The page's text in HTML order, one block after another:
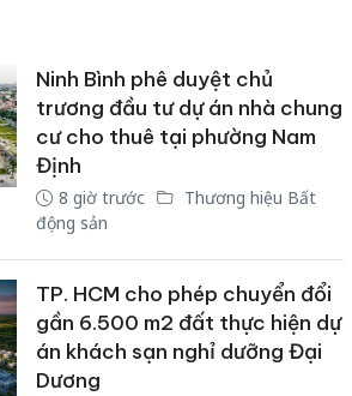
Ninh Bình phê duyệt chủ
trương đầu tư dự án nhà chung
cư cho thuê tại phường Nam
Định
8 giờ trước
Thương hiệu Bất
động sản
TP. HCM cho phép chuyển đổi
gần 6.500 m2 đất thực hiện dự
án khách sạn nghỉ dưỡng Đại
Dương